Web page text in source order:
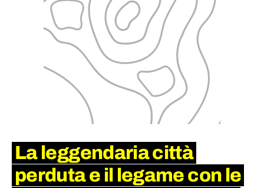
La leggendaria città
perduta e il legame con le